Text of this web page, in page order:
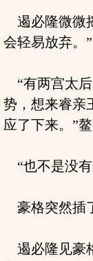
遏必隆微微
会轻易放弃。”
“有两宫太
势，想来睿亲
应了下来。”鳌
“也不是没
豪格突然插
遏必隆见豪